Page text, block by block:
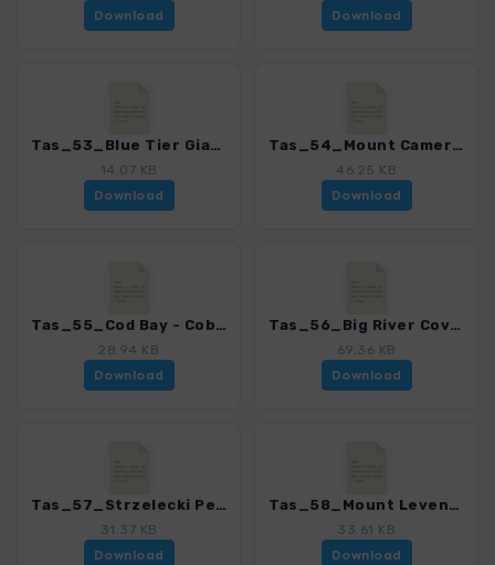
Download
Download
Tas_53_Blue Tier Giant_4368_2.gpx
14.07 KB
Download
Tas_54_Mount Cameron_4368_2.gpx
46.25 KB
Download
Tas_55_Cod Bay - Cobler Rocks - Boulder Point_4368_2.gpx
28.94 KB
Download
Tas_56_Big River Cove - Pigs Head Point - Joes Creek Cove_4368_2.gpx
69.36 KB
Download
Tas_57_Strzelecki Peaks_4368_2.gpx
31.37 KB
Download
Tas_58_Mount Leventhorpe_4368_2.gpx
33.61 KB
Download